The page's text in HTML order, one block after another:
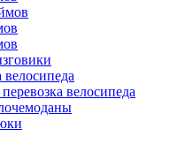
велосипеда